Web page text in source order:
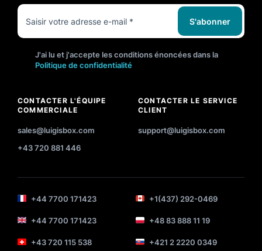
S'abonner
J'ai lu et j'accepte les conditions énoncées dans la
Politique de confidentialité
CONTACTER L'ÉQUIPE
COMMERCIALE
sales@luigisbox.com
+43 720 881 446
CONTACTER LE SERVICE
CLIENT
support@luigisbox.com
+44 7700 171423 +1(437) 292-0469
+44 7700 171423 +48 83 888 11 19
+43 720 115 538 +421 2 2220 0349